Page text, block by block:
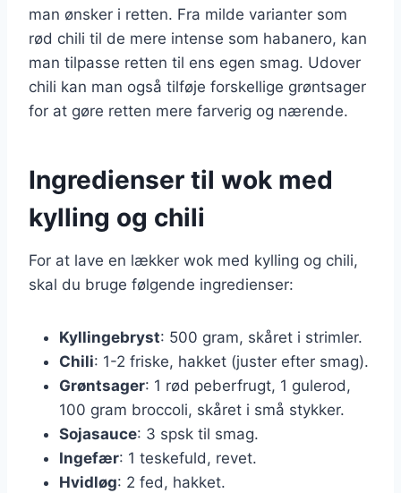
man ønsker i retten. Fra milde varianter som
rød chili til de mere intense som habanero, kan
man tilpasse retten til ens egen smag. Udover
chili kan man også tilføje forskellige grøntsager
for at gøre retten mere farverig og nærende.
Ingredienser til wok med
kylling og chili
For at lave en lækker wok med kylling og chili,
skal du bruge følgende ingredienser:
Kyllingebryst: 500 gram, skåret i strimler.
Chili: 1-2 friske, hakket (juster efter smag).
Grøntsager: 1 rød peberfrugt, 1 gulerod,
100 gram broccoli, skåret i små stykker.
Sojasauce: 3 spsk til smag.
Ingefær: 1 teskefuld, revet.
Hvidløg: 2 fed, hakket.